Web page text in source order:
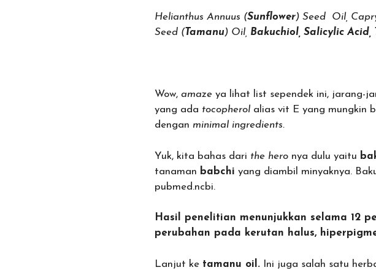
Helianthus Annuus (Sunflower) Seed Oil,
Seed (Tamanu) Oil, Bakuchiol, Salicylic Acid,
Wow, amaze ya lihat list sependek ini, jarang-
yang ada tocopherol alias vit E yang mungkin
dengan minimal ingredients.
Yuk, kita bahas dari the hero nya dulu yaitu
tanaman babchi yang diambil minyaknya.
pubmed.ncbi.
Hasil penelitian menunjukkan selama 12
perubahan pada kerutan halus,
Lanjut ke tamanu oil. Ini juga salah satu